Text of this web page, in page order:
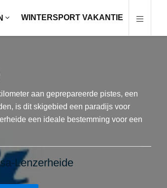
WINTERSPORT VAKANTIE
aan geprepareerde pistes, een
is dit skigebied een paradijs voor
een ideale bestemming voor een
Lenzerheide